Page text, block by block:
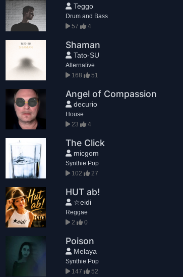
Teggo
Drum and Bass
57
4
Shaman
Tato-SU
Alternative
168
51
Angel of Compassion
decurio
House
23
4
The Click
micgom
Synthie Pop
102
27
HUT ab!
☆eidi
Reggae
2
0
Poison
Melaya
Synthie Pop
147
52